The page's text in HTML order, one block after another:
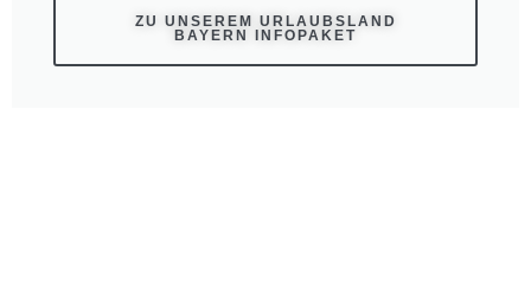
ZU UNSEREM URLAUBSLAND
BAYERN INFOPAKET